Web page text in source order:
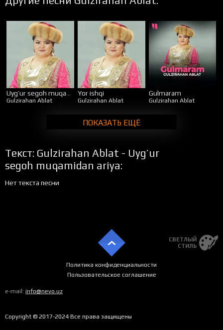
Uyg’ur segoh muqamidan ariya
Gulzirahan Ablat
Yor ishqi
Gulzirahan Ablat
Gulmaram
Gulzirahan Ablat
ПОКАЗАТЬ ЕЩЁ
Текст: Gulzirahan Ablat - Uyg’ur
segoh muqamidan ariya:
Нет текста песни
СВЕТЛЫЙ
СТИЛЬ
Политика конфиденциальности
Пользовательское соглашение
e-mail: info@nevo.uz
Copyright © 2017-2024 Все права защищены